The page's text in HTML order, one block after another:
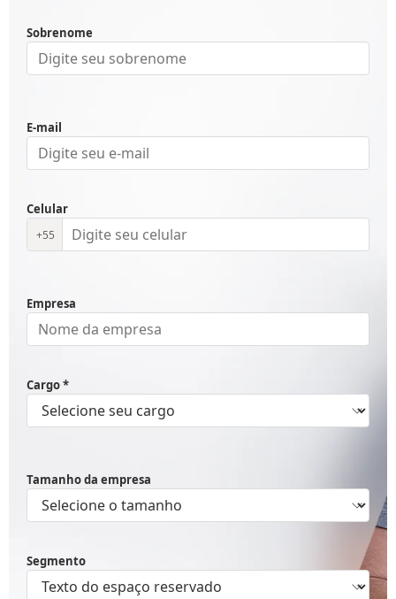
Sobrenome
E-mail
Celular
+55
Empresa
Cargo *
Tamanho da empresa
Segmento